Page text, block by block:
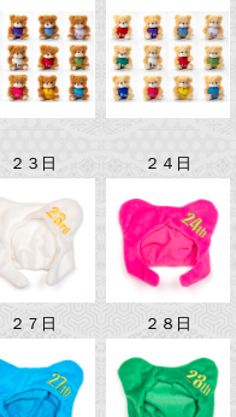
２３日 ２４日
２７日 ２８日